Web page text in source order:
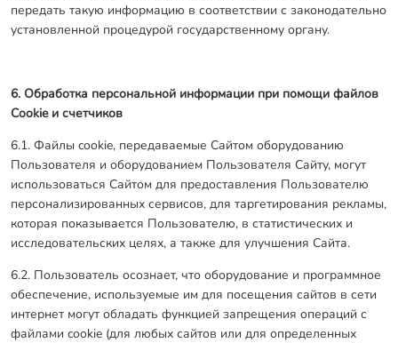
передать такую информацию в соответствии с законодательно
установленной процедурой государственному органу.
6. Обработка персональной информации при помощи файлов
Cookie и счетчиков
6.1. Файлы cookie, передаваемые Сайтом оборудованию
Пользователя и оборудованием Пользователя Сайту, могут
использоваться Сайтом для предоставления Пользователю
персонализированных сервисов, для таргетирования рекламы,
которая показывается Пользователю, в статистических и
исследовательских целях, а также для улучшения Сайта.
6.2. Пользователь осознает, что оборудование и программное
обеспечение, используемые им для посещения сайтов в сети
интернет могут обладать функцией запрещения операций с
файлами cookie (для любых сайтов или для определенных